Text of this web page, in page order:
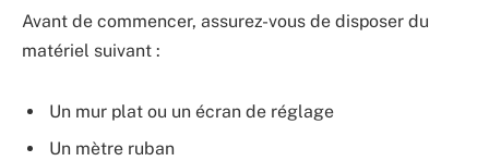
Avant de commencer, assurez-vous de disposer du
matériel suivant :
Un mur plat ou un écran de réglage
Un mètre ruban